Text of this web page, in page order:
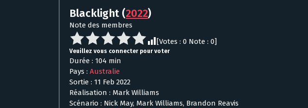
Blacklight (2022)
Note des membres
[Votes : 0 Note : 0]
Veuillez vous connecter pour voter
Durée : 104 min
Pays : Australie
Sortie : 11 Feb 2022
Réalisation : Mark Williams
Scénario : Nick May, Mark Williams, Brandon Reavis